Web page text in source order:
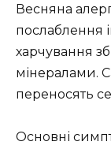
Весняна
послаблення
харчування
мінералами.
переносять
Основні